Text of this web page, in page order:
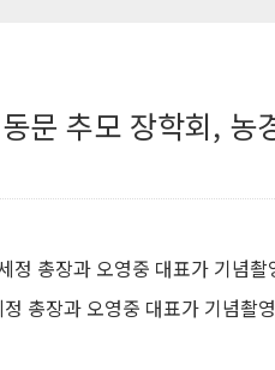
문 추모 장학회, 농
총장과 오영중 대표가 기념촬